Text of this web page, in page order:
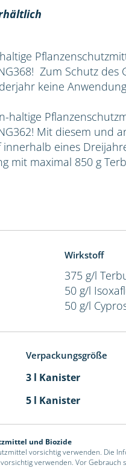
Zum Schutz des
keine
haltige
Mit diesem und
eines
mit maximal 850 g
Wirkstoff
375 g/l
50 g/l
50 g/l
Verpackungsgröße
3 l Kanister
5 l Kanister
und Biozide
vorsichtig verwenden. Die
verwenden. Vor